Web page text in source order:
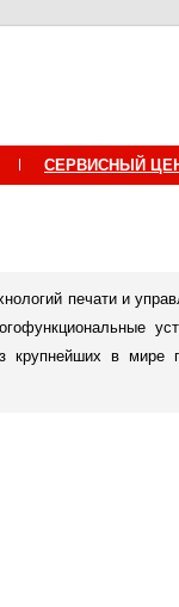
СЕРВИСНЫЙ
печати и
в мире